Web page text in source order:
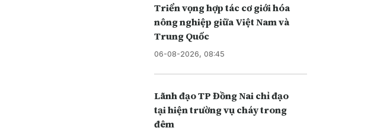
Triển vọng hợp tác cơ giới hóa
nông nghiệp giữa Việt Nam và
Trung Quốc
06-08-2026, 08:45
Lãnh đạo TP Đồng Nai chỉ đạo
tại hiện trường vụ cháy trong
đêm